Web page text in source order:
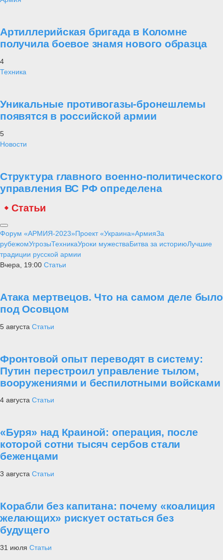
Артиллерийская бригада в Коломне
получила боевое знамя нового образца
4
Техника
Уникальные противогазы-бронешлемы
появятся в российской армии
5
Новости
Структура главного военно-политического
управления ВС РФ определена
Статьи
Форум «АРМИЯ-2023»Проект «Украина»АрмияЗа
рубежомУгрозыТехникаУроки мужестваБитва за историюЛучшие
традиции русской армии
Вчера, 19:00 Статьи
Атака мертвецов. Что на самом деле было
под Осовцом
5 августа Статьи
Фронтовой опыт переводят в систему:
Путин перестроил управление тылом,
вооружениями и беспилотными войсками
4 августа Статьи
«Буря» над Краиной: операция, после
которой сотни тысяч сербов стали
беженцами
3 августа Статьи
Корабли без капитана: почему «коалиция
желающих» рискует остаться без
будущего
31 июля Статьи